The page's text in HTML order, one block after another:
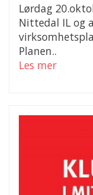
Lørdag
Nittedal IL og
Planen..
Les mer